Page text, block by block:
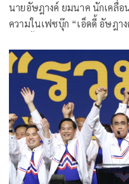
นายอัษฎางค์ ยมนาค นักเคลื่อนไห
ความในเฟซบุ๊ก “เอ็ดดี้ อัษฎา